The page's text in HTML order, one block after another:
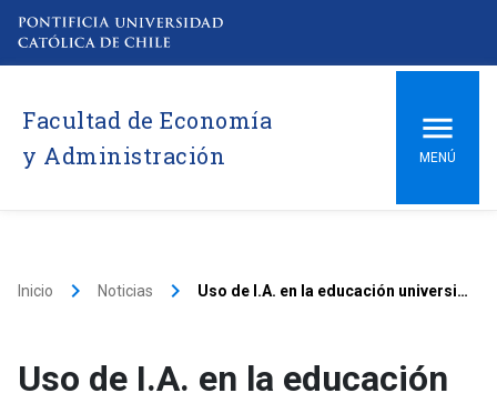
Facultad de Economía
y Administración
MENÚ
Inicio keyboard_arrow_right Noticias keyboard_arrow_right Uso de I.A. en la educación universitaria: discusión de Integridad Académica
Uso de I.A. en la educación